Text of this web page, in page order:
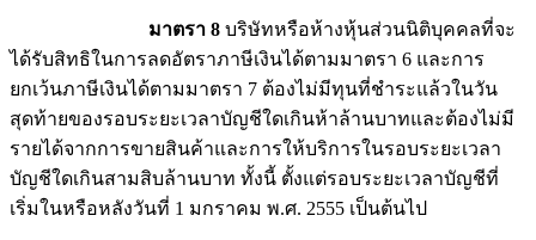
มาตรา 8 บริษัทหรือห้างหุ้นส่วนนิติบุคคลที่จะ
ได้รับสิทธิในการลดอัตราภาษีเงินได้ตามมาตรา 6 และการ
ยกเว้นภาษีเงินได้ตามมาตรา 7 ต้องไม่มีทุนที่ชำระแล้วในวัน
สุดท้ายของรอบระยะเวลาบัญชีใดเกินห้าล้านบาทและต้องไม่มี
รายได้จากการขายสินค้าและการให้บริการในรอบระยะเวลา
บัญชีใดเกินสามสิบล้านบาท ทั้งนี้ ตั้งแต่รอบระยะเวลาบัญชีที่
เริ่มในหรือหลังวันที่ 1 มกราคม พ.ศ. 2555 เป็นต้นไป